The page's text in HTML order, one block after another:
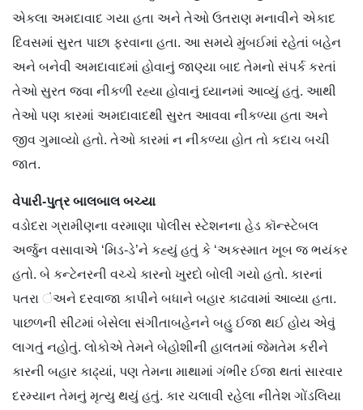
એકલા અમદાવાદ ગયા હતા અને તેઓ ઉતરાણ મનાવીને એકાદ
દિવસમાં સુરત પાછા ફરવાના હતા. આ સમયે મુંબઈમાં રહેતાં બહેન
અને બનેવી અમદાવાદમાં હોવાનું જાણ્યા બાદ તેમનો સંપર્ક કરતાં
તેઓ સુરત જવા નીકળી રહ્યા હોવાનું ધ્યાનમાં આવ્યું હતું. આથી
તેઓ પણ કારમાં અમદાવાદથી સુરત આવવા નીકળ્યા હતા અને
જીવ ગુમાવ્યો હતો. તેઓ કારમાં ન નીકળ્યા હોત તો કદાચ બચી
જાત.
વેપારી-પુત્ર બાલબાલ બચ્યા
વડોદરા ગ્રામીણના વરમાણા પોલીસ સ્ટેશનના હેડ કૉન્સ્ટેબલ
અર્જુન વસાવાએ ‘મિડ-ડે’ને કહ્યું હતું કે ‘અકસ્માત ખૂબ જ ભયંકર
હતો. બે કન્ટેનરની વચ્ચે કારનો ખુરદો બોલી ગયો હતો. કારનાં
પતરા ંઅને દરવાજા કાપીને બધાને બહાર કાઢવામાં આવ્યા હતા.
પાછળની સીટમાં બેસેલા સંગીતાબહેનને બહુ ઈજા થઈ હોય એવું
લાગતું નહોતું. લોકોએ તેમને બેહોશીની હાલતમાં જેમતેમ કરીને
કારની બહાર કાઢ્યાં, પણ તેમના માથામાં ગંભીર ઈજા થતાં સારવાર
દરમ્યાન તેમનું મૃત્યુ થયું હતું. કાર ચલાવી રહેલા નીતેશ ગોંડલિયા